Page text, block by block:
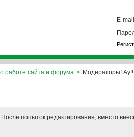
E-
работе сайта и форума > Модераторы!
попыток редактирования, вместо